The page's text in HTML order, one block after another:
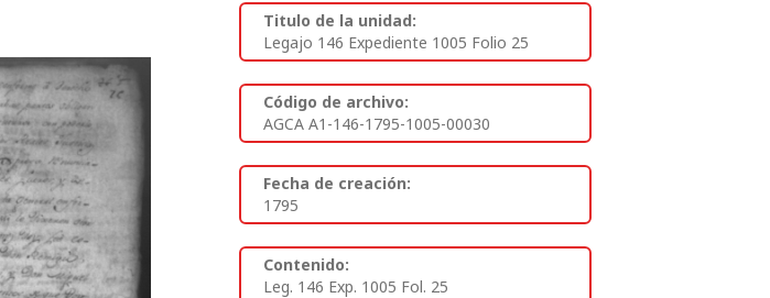
Titulo de la unidad:
Legajo 146 Expediente 1005 Folio 25
Código de archivo:
AGCA A1-146-1795-1005-00030
Fecha de creación:
1795
Contenido:
Leg. 146 Exp. 1005 Fol. 25